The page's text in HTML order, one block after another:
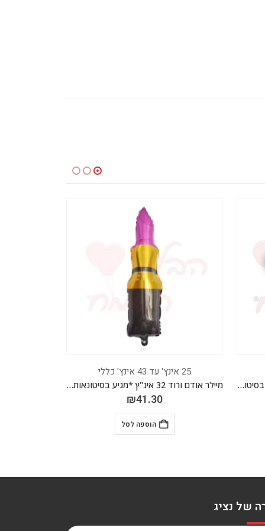
מיילר צדפת ים סגול 21 אינ"ץ *מגיע בסיטונאות חבילה של 5 יח'*
25 אינץ' עד 43 אינץ' כללי
מיילר אודם ורוד 32 אינ"ץ *מגיע בסיטונאות חבילה של 5 יח'*
₪41.30
הוספה לסל
של נציג